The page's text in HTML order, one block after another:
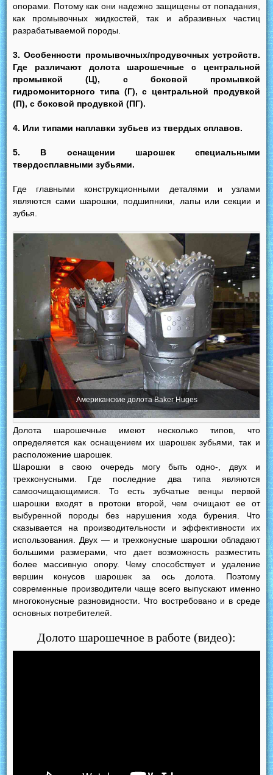
опорами. Потому как они надежно защищены от попадания,
как промывочных жидкостей, так и абразивных частиц
разрабатываемой породы.
3. Особенности промывочных/продувочных устройств.
Где различают долота шарошечные с центральной
промывкой (Ц), с боковой промывкой
гидромониторного типа (Г), с центральной продувкой
(П), с боковой продувкой (ПГ).
4. Или типами наплавки зубьев из твердых сплавов.
5.
В оснащении шарошек специальными
твердосплавными зубьями.
Где главными конструкционными деталями и узлами
являются сами шарошки, подшипники, лапы или секции и
зубья.
Американские долота Baker Huges
Долота шарошечные имеют несколько типов, что
определяется как оснащением их шарошек зубьями, так и
расположение шарошек.
Шарошки в свою очередь могу быть одно-, двух и
трехконусными. Где последние два типа являются
самоочищающимися. То есть зубчатые венцы первой
шарошки входят в протоки второй, чем очищают ее от
выбуренной породы без нарушения хода бурения. Что
сказывается на производительности и эффективности их
использования. Двух — и трехконусные шарошки обладают
большими размерами, что дает возможность разместить
более массивную опору. Чему способствует и удаление
вершин конусов шарошек за ось долота. Поэтому
современные производители чаще всего выпускают именно
многоконусные разновидности. Что востребовано и в среде
основных потребителей.
Долото шарошечное в работе (видео):